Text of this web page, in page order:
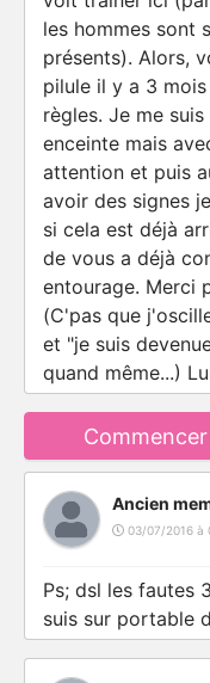
les hommes sont
présents). Alors,
pilule il y a 3
règles. Je me
enceinte mais
attention et puis
avoir des signes
si cela est déjà
de vous a déjà
entourage. Merci
(C'pas que
et "je suis
quand même...)
Ancien
03/07/2016 à
Ps; dsl les fautes
suis sur portable